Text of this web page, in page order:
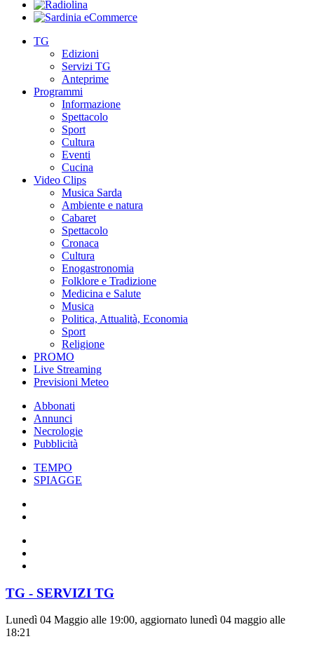
TG
Edizioni
Servizi TG
Anteprime
Programmi
Informazione
Spettacolo
Sport
Cultura
Eventi
Cucina
Video Clips
Musica Sarda
Ambiente e natura
Cabaret
Spettacolo
Cronaca
Cultura
Enogastronomia
Folklore e Tradizione
Medicina e Salute
Musica
Politica, Attualità, Economia
Sport
Religione
PROMO
Live Streaming
Previsioni Meteo
Abbonati
Annunci
Necrologie
Pubblicità
TEMPO
SPIAGGE
TG - SERVIZI TG
Lunedì 04 Maggio alle 19:00, aggiornato lunedì 04 maggio alle
18:21